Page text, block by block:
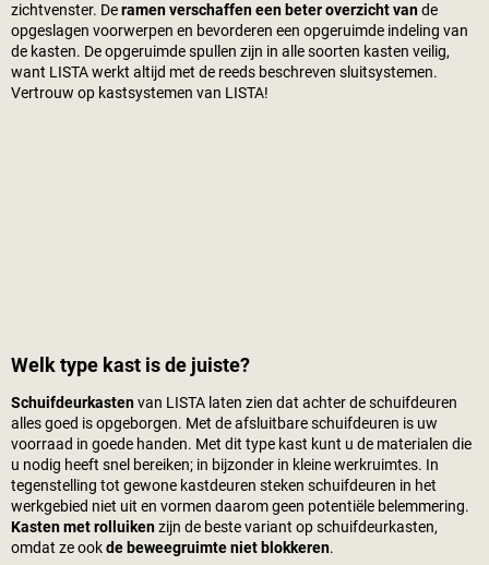
zichtvenster. Deramen verschaffen een beter overzicht vande
opgeslagen voorwerpen en bevorderen een opgeruimde indeling van
de kasten. De opgeruimde spullen zijn in alle soorten kasten veilig,
want LISTA werkt altijd met de reeds beschreven sluitsystemen.
Vertrouw op kastsystemen van LISTA!
Welk type kast is de juiste?
Schuifdeurkastenvan LISTA laten zien dat achter de schuifdeuren
alles goed is opgeborgen. Met de afsluitbare schuifdeuren is uw
voorraad in goede handen. Met dit type kast kunt u de materialen die
u nodig heeft snel bereiken; in bijzonder in kleine werkruimtes. In
tegenstelling tot gewone kastdeuren steken schuifdeuren in het
werkgebied niet uit en vormen daarom geen potentiële belemmering.
Kasten met rolluikenzijn de beste variant op schuifdeurkasten,
omdat ze ookde beweegruimte niet blokkeren.